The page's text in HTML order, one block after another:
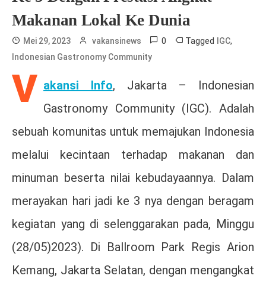
Makanan Lokal Ke Dunia
Mei 29, 2023 vakansinews 0 Tagged IGC,
Indonesian Gastronomy Community
V akansi Info, Jakarta – Indonesian
Gastronomy Community (IGC). Adalah
sebuah komunitas untuk memajukan Indonesia
melalui kecintaan terhadap makanan dan
minuman beserta nilai kebudayaannya. Dalam
merayakan hari jadi ke 3 nya dengan beragam
kegiatan yang di selenggarakan pada, Minggu
(28/05)2023). Di Ballroom Park Regis Arion
Kemang, Jakarta Selatan, dengan mengangkat